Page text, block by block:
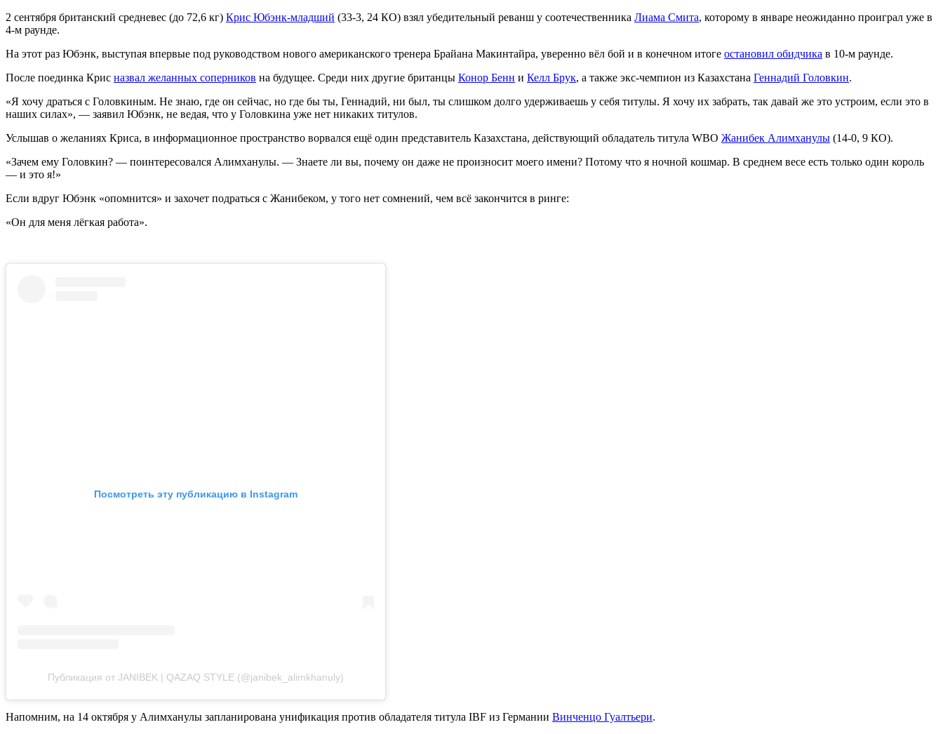
2 сентября британский средневес (до 72,6 кг) Крис Юбэнк-младший (33-3, 24 КО) взял убедительный реванш у соотечественника Лиама Смита, которому в январе неожиданно проиграл уже в
4-м раунде.
На этот раз Юбэнк, выступая впервые под руководством нового американского тренера Брайана Макинтайра, уверенно вёл бой и в конечном итоге остановил обидчика в 10-м раунде.
После поединка Крис назвал желанных соперников на будущее. Среди них другие британцы Конор Бенн и Келл Брук, а также экс-чемпион из Казахстана Геннадий Головкин.
«Я хочу драться с Головкиным. Не знаю, где он сейчас, но где бы ты, Геннадий, ни был, ты слишком долго удерживаешь у себя титулы. Я хочу их забрать, так давай же это устроим, если это в
наших силах», — заявил Юбэнк, не ведая, что у Головкина уже нет никаких титулов.
Услышав о желаниях Криса, в информационное пространство ворвался ещё один представитель Казахстана, действующий обладатель титула WBO Жанибек Алимханулы (14-0, 9 КО).
«Зачем ему Головкин? — поинтересовался Алимханулы. — Знаете ли вы, почему он даже не произносит моего имени? Потому что я ночной кошмар. В среднем весе есть только один король
— и это я!»
Если вдруг Юбэнк «опомнится» и захочет подраться с Жанибеком, у того нет сомнений, чем всё закончится в ринге:
«Он для меня лёгкая работа».
Посмотреть эту публикацию в Instagram
Публикация от JANIBEK | QAZAQ STYLE (@janibek_alimkhanuly)
Напомним, на 14 октября у Алимханулы запланирована унификация против обладателя титула IBF из Германии Винченцо Гуалтьери.